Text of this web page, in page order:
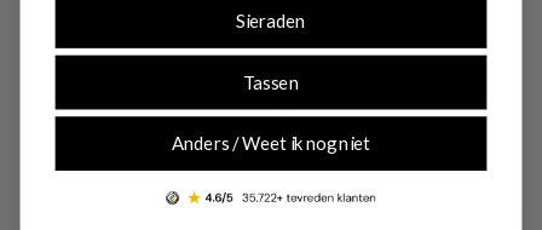
SALE10
Michael Kors
Sieraden
Tassen
Anders / Weet ik nog niet